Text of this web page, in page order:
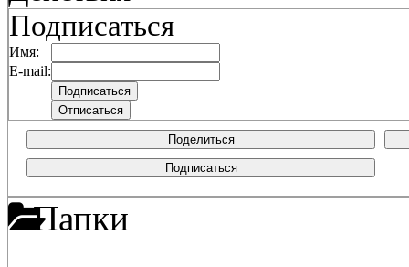
Подписаться
Имя:
E-mail:
Поделиться
Подписаться
Папки